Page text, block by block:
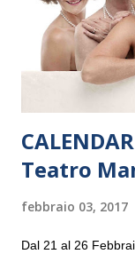
volta. L’orchestra,
da un prestigioso
Teatro
febbraio 03, 2017
Dal 21 al 26